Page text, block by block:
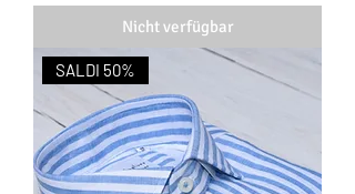
Nicht verfügbar
SALDI 50%